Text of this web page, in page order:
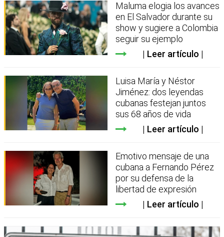
Maluma elogia los avances
en El Salvador durante su
show y sugiere a Colombia
seguir su ejemplo
Leer artículo
Luisa María y Néstor
Jiménez: dos leyendas
cubanas festejan juntos
sus 68 años de vida
Leer artículo
Emotivo mensaje de una
cubana a Fernando Pérez
por su defensa de la
libertad de expresión
Leer artículo